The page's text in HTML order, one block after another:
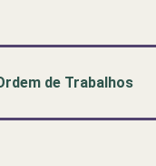
de Trabalhos